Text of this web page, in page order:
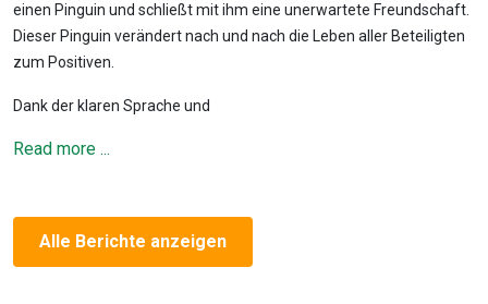
einen Pinguin und schließt mit ihm eine unerwartete Freundschaft.
Dieser Pinguin verändert nach und nach die Leben aller Beteiligten
zum Positiven.
Dank der klaren Sprache und
Read more ...
Alle Berichte anzeigen